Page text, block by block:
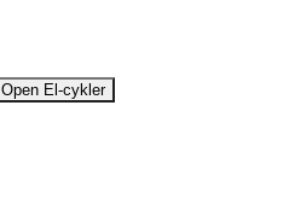
Open El-cykler